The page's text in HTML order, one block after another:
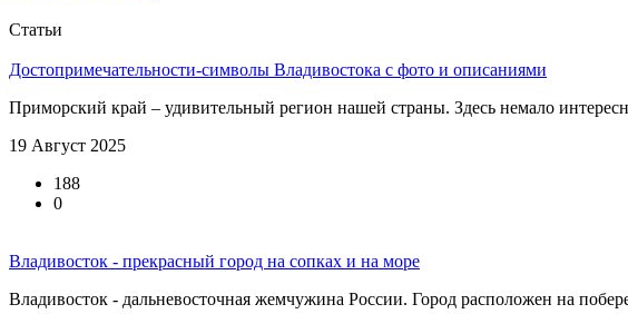
Статьи
Достопримечательности-символы Владивостока с фото и описаниями
Приморский край – удивительный регион нашей страны. Здесь немало
19 Август 2025
188
0
Владивосток - прекрасный город на сопках и на море
Владивосток - дальневосточная жемчужина России. Город расположен на